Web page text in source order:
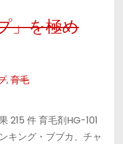
」を極め
,育毛
215 件 育毛剤HG-101
キング・ブブカ、チャ